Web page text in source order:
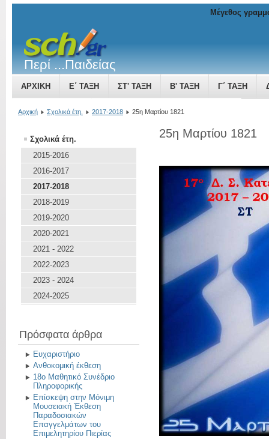
Περί ...Παιδείας
ΑΡΧΙΚΉ Ε΄ ΤΆΞΗ ΣΤ' ΤΆΞΗ Β' ΤΆΞΗ Γ΄ ΤΆΞΗ
ΤΟ ΒΥΖΑΝΤΙΝΌ ΚΡΆΤΟΣ ΜΙΑ ΔΎΝΑΜΗ ΠΟΥ ΜΕΓΑΛΏΝΕΙ
Μέγεθος
Αρχική Σχολικά έτη. 2017-2018 25η Μαρτίου 1821
Σχολικά έτη.
2015-2016
2016-2017
2017-2018
2018-2019
2019-2020
2020-2021
2021 - 2022
2022-2023
2023 - 2024
2024-2025
Πρόσφατα άρθρα
Ευχαριστήριο
Ανθοκομική έκθεση
18ο Μαθητικό Συνέδριο
Πληροφορικής
Επίσκεψη στην Μόνιμη
Μουσειακή Έκθεση
Παραδοσιακών
Επαγγελμάτων του
Επιμελητηρίου Πιερίας
25η Μαρτίου 1821